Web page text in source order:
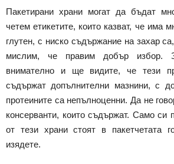
Пакетирани храни могат да бъдат
четем етикетите, които казват, че има
глутен, с ниско съдържание на захар
мислим, че правим добър избор.
внимателно и ще видите, че тези
съдържат допълнителни мазнини, с
протеините са непълноценни. Да не
консерванти, които съдържат. Само си
от тези храни стоят в пакетчетата
изядете.